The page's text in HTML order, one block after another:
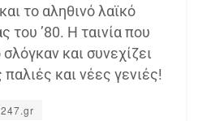
το αληθινό λαϊκό
του ’80. Η ταινία που
και συνεχίζει
παλιές και νέες γενιές!